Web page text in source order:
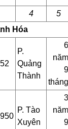
4 5
Hóa
P.
Quảng
Thành
6
năm
9
tháng
P. Tào
Xuyên
3
năm
9